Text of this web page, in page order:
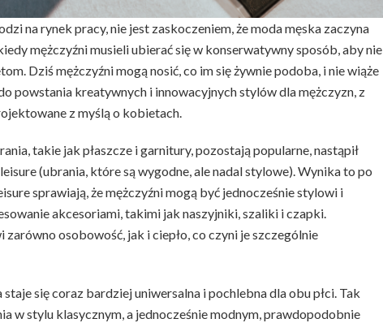
na rynek pracy, nie jest zaskoczeniem, że moda męska zaczyna
mężczyźni musieli ubierać się w konserwatywny sposób, aby nie
Dziś mężczyźni mogą nosić, co im się żywnie podoba, i nie wiąże
powstania kreatywnych i innowacyjnych stylów dla mężczyzn, z
z myślą o kobietach.
takie jak płaszcze i garnitury, pozostają popularne, nastąpił
(ubrania, które są wygodne, ale nadal stylowe). Wynika to po
sprawiają, że mężczyźni mogą być jednocześnie stylowi i
akcesoriami, takimi jak naszyjniki, szaliki i czapki.
osobowość, jak i ciepło, co czyni je szczególnie
się coraz bardziej uniwersalna i pochlebna dla obu płci. Tak
w stylu klasycznym, a jednocześnie modnym, prawdopodobnie